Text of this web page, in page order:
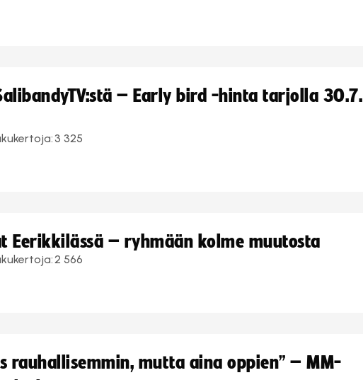
– Early bird -hinta tarjolla 30.7.
3 325
Eerikkilässä – ryhmään kolme muutosta
2 566
rauhallisemmin, mutta aina oppien” – MM-